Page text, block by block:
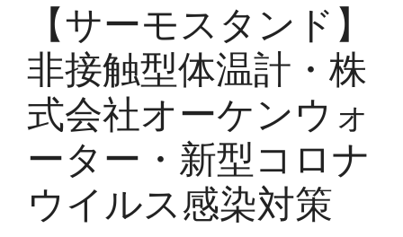
【サーモスタンド】
非接触型体温計・株
式会社オーケンウォ
ーター・新型コロナ
ウイルス感染対策